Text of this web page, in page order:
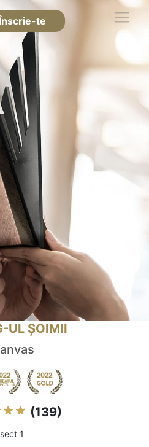
te
UL ȘOIMII
(139)
1